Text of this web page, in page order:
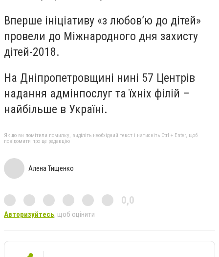
Вперше ініціативу «з любов’ю до дітей»
провели до Міжнародного дня захисту
дітей-2018.
На Дніпропетровщині нині 57 Центрів
надання адмінпослуг та їхніх філій –
найбільше в Україні.
Якщо ви помітили помилку, виділіть необхідний текст і натисніть Ctrl + Enter, щоб
повідомити про це редакцію
Алена Тищенко
0,0
Авторизуйтесь, щоб оцінити